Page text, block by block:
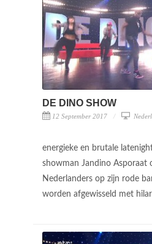
DE DINO SHOW
12 September 2017
energieke en brutale
showman Jandino Asporaat
Nederlanders op zijn rode
worden afgewisseld met